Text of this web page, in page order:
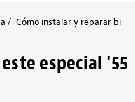
Cómo instalar y reparar
especial '55